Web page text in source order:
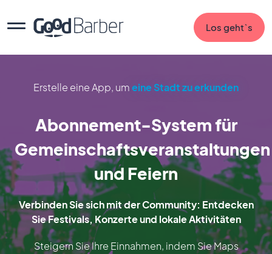
Los geht`s
Erstelle eine App, umeine Stadt zu erkunden
Abonnement-System für
Gemeinschaftsveranstaltungen
und Feiern
Verbinden Sie sich mit der Community: Entdecken
Sie Festivals, Konzerte und lokale Aktivitäten
Steigern Sie Ihre Einnahmen, indem Sie Maps